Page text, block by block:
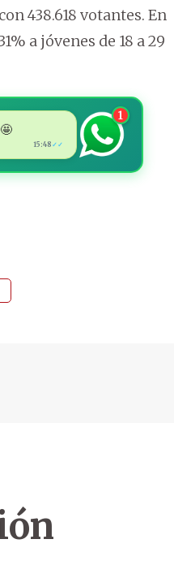
438.618 votantes. En
a jóvenes de 18 a 29
15:48 ✓✓
1